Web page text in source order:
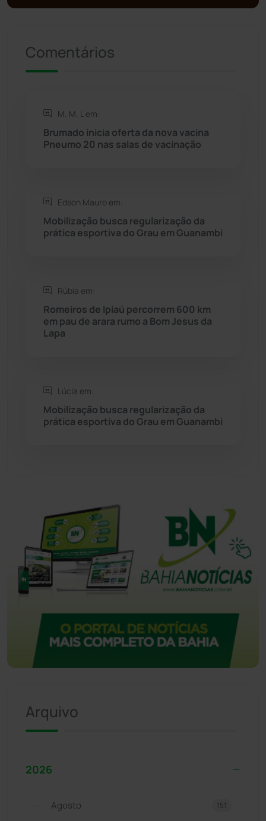
Política (03)
Riacho de Santana
Rio de Contas
Rio do Antônio
Saúde
Seabra (50)
Sítio do Mato
Sudoeste Baiano
Comentários
M. M. L em:
Brumado inicia oferta da nova vacina
Pneumo 20 nas salas de vacinação
Edson Mauro em:
Mobilização busca regularização da
prática esportiva do Grau em Guanambi
Rúbia em:
Romeiros de Ipiaú percorrem 600 km
em pau de arara rumo a Bom Jesus da
Lapa
Lúcia em:
Mobilização busca regularização da
prática esportiva do Grau em Guanambi
Arquivo
2026
Agosto 151